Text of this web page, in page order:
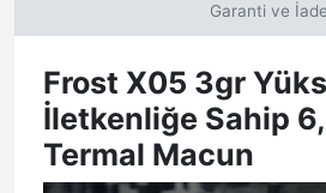
Garanti ve İade
Frost X05 3gr
İletkenliğe Sahip
Termal Macun